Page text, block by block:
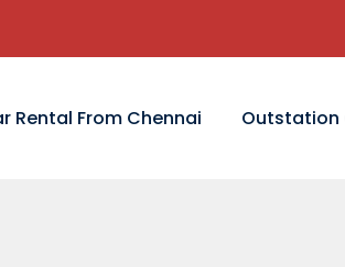
Rental From Chennai Outstation